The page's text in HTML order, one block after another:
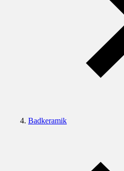
Badkeramik